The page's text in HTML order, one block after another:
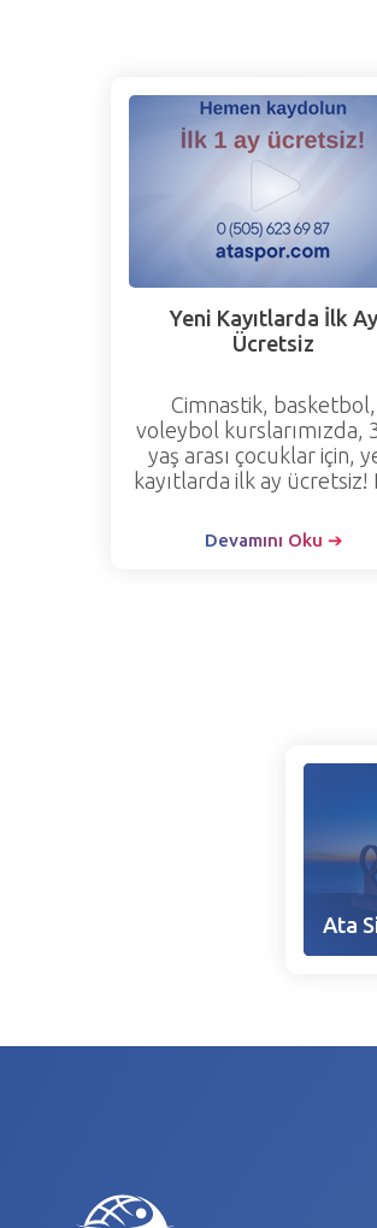
Yeni Kayıtlarda İlk Ay
Ücretsiz
Cimnastik, basketbol,
voleybol kurslarımızda,
yaş arası çocuklar için,
kayıtlarda ilk ay ücretsiz!
Devamını Oku ➔
Ata